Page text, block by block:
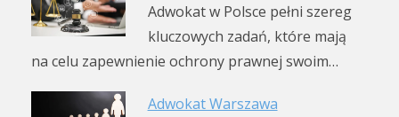
Adwokat w Polsce pełni szereg
kluczowych zadań, które mają
na celu zapewnienie ochrony prawnej swoim…
Adwokat Warszawa